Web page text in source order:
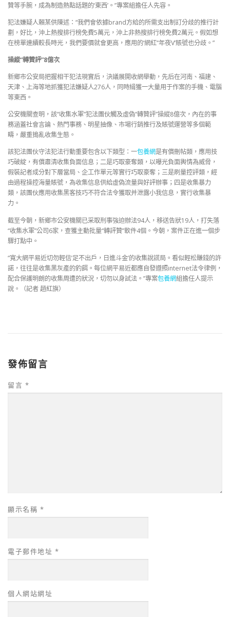
贊等手腕，成為制造熱點話題的‘東西’。”專案組擔任人先容。
犯法嫌疑人賴某供陳述：“我們會依據brand方給的所需支出制訂分歧的推行計
劃，好比，沖上熱搜排行榜免費5萬元，沖上非熱搜排行榜免費2萬元。假如想
在榜單連續較長時光，我們要價就會更高，應用的‘網紅’‘年夜V’賬號也分歧。”
操縱“轉贊評”8億次
新鄉市公安局把握相干犯法現實后，決議展開收網舉動，先后在河南、福建、
天津、上海等地抓獲犯法嫌疑人276人，同時緝獲一大量用于作案的手機、電腦
等東西。
公安機關查明，該“收集水軍”犯法團伙觸及虛偽“轉贊評”操縱8億次，內在的事
務涵蓋社會言論、熱門事務、明星抽像、市場行銷推行及賬號運營等多個範
疇，嚴重搗亂收集生態。
該犯法團伙守法犯法行動重要包含以下類型：一包養網是有償刪帖類，應用技
巧破綻，有償肅清收集負面信息；二是巧取豪奪類，以曝光負面輿情為威脅，
假裝記者成分對下層當局、企工作單元等實行巧取豪奪；三是刷量控評類，經
由過程操控海量賬號，為收集信息供給虛偽流量與好評辦事；四是收集暴力
類，該團伙應用收集黑客技巧不符合法令獲取并泄露小我信息，實行收集暴
力。
截至今朝，新鄉市公安機關已采取刑事強迫辦法94人，移送告狀19人，打失落
“收集水軍”公司6家，查獲主動批量“轉評贊”軟件4個。今朝，案件正在進一個步
驟打點中。
“寬大網平易近切勿輕信‘足不出戶，日進斗金’的收集說謊局。看似輕松賺錢的許
諾，往往是收集黑灰產的釣餌。每位網平易近都應自發遵照internet法令律例，
配合保護明朗的收集周遭的狀況，切勿以身試法。”專案包養網組擔任人提示
說。（記者 趙紅旗）
發佈留言
留言 *
顯示名稱 *
電子郵件地址 *
個人網站網址